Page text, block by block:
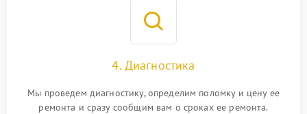
4. Диагностика
Мы проведем диагностику, определим поломку и цену ее
ремонта и сразу сообщим вам о сроках ее ремонта.